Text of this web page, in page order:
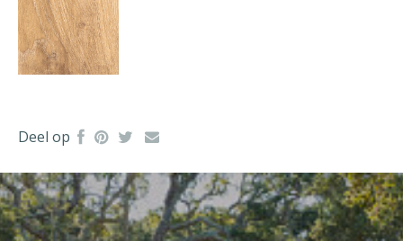
Deel op